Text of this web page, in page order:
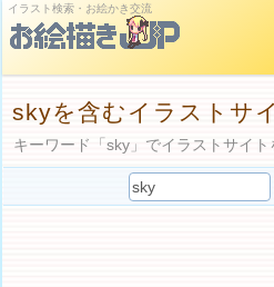
イラスト検索・お絵かき交流
skyを含むイラストサ
キーワード「sky」でイラストサイト